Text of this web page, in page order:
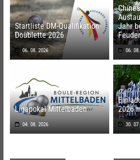
Startliste DM-Qualifikation
Doublette 2026
06. 08. 2026
Jahr
06.
Ligapokal Mittelbaden
04. 08. 2026
2026
30.